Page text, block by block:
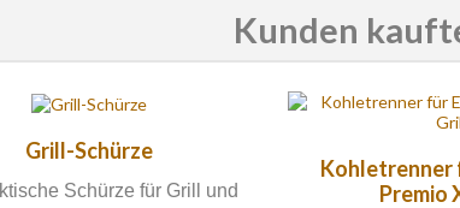
Kunden
Grill-Schürze
Schürze für Grill und
Kohletrenner
Premio